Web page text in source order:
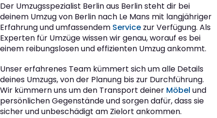
Der Umzugsspezialist Berlin aus Berlin steht dir bei
deinem Umzug von Berlin nach Le Mans mit langjähriger
Erfahrung und umfassendem Service zur Verfügung. Als
Experten für Umzüge wissen wir genau, worauf es bei
einem reibungslosen und effizienten Umzug ankommt.
Unser erfahrenes Team kümmert sich um alle Details
deines Umzugs, von der Planung bis zur Durchführung.
Wir kümmern uns um den Transport deiner Möbel und
persönlichen Gegenstände und sorgen dafür, dass sie
sicher und unbeschädigt am Zielort ankommen.